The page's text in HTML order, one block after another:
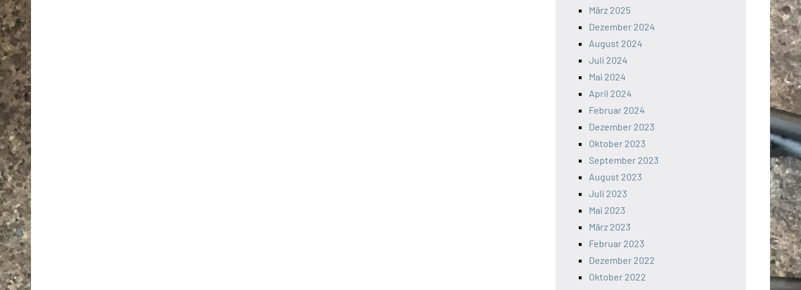
März 2025
Dezember 2024
August 2024
Juli 2024
Mai 2024
April 2024
Februar 2024
Dezember 2023
Oktober 2023
September 2023
August 2023
Juli 2023
Mai 2023
März 2023
Februar 2023
Dezember 2022
Oktober 2022